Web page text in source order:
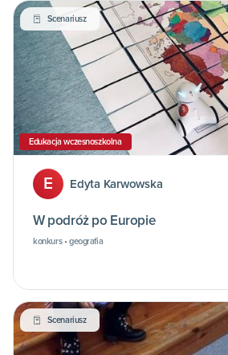
Scenariusz
Edukacja wczesnoszkolna
E Edyta Karwowska
W podróż po Europie
konkurs • geografia
Scenariusz